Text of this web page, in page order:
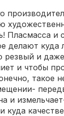
Пласмасса и
делают куда
резвый и
и чтобы
такое
и